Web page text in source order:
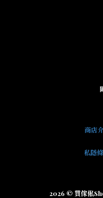
商店
私隱
2026 © 買傢俬